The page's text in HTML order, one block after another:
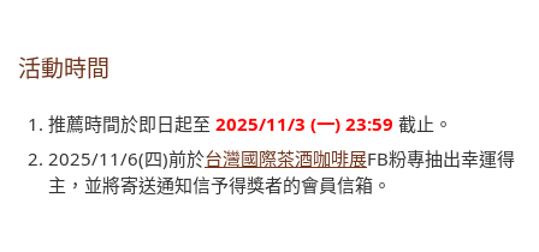
活動時間
推薦時間於即日起至 2025/11/3 (一) 23:59 截止。
2025/11/6(四)前於台灣國際茶酒咖啡展FB粉專抽出幸運得
主，並將寄送通知信予得獎者的會員信箱。